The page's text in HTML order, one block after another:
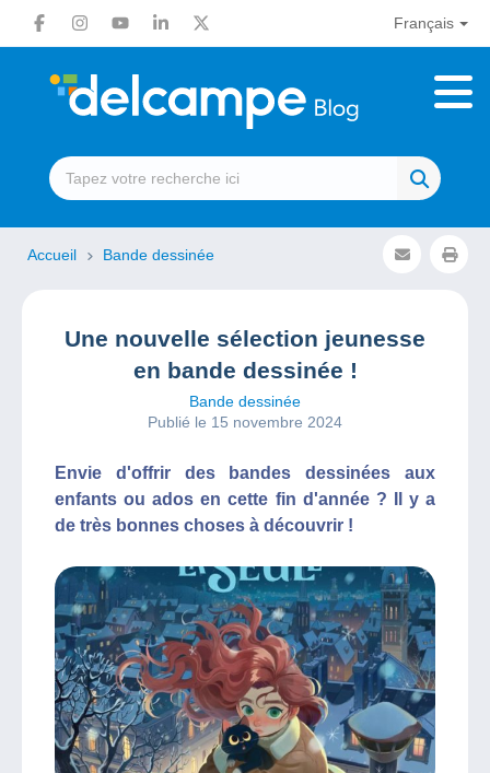
Français
Accueil Bande dessinée
Une nouvelle sélection jeunesse
en bande dessinée !
Bande dessinée
Publié le 15 novembre 2024
Envie d'offrir des bandes dessinées aux
enfants ou ados en cette fin d'année ? Il y a
de très bonnes choses à découvrir !